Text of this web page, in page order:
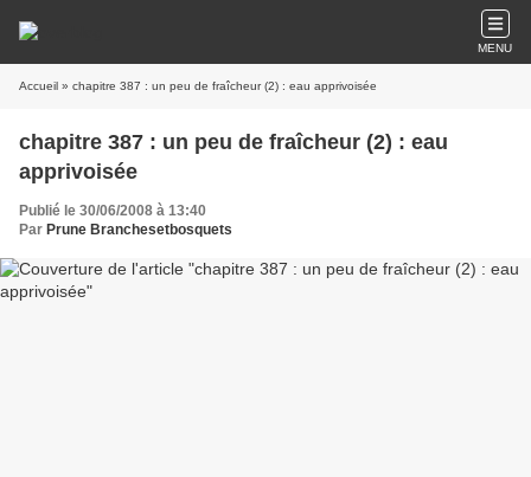
MENU
Accueil » chapitre 387 : un peu de fraîcheur (2) : eau apprivoisée
chapitre 387 : un peu de fraîcheur (2) : eau
apprivoisée
Publié le 30/06/2008 à 13:40
Par Prune Branchesetbosquets